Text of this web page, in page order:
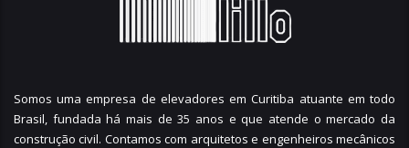
Somos uma empresa de elevadores em Curitiba atuante em todo
Brasil, fundada há mais de 35 anos e que atende o mercado da
construção civil. Contamos com arquitetos e engenheiros mecânicos